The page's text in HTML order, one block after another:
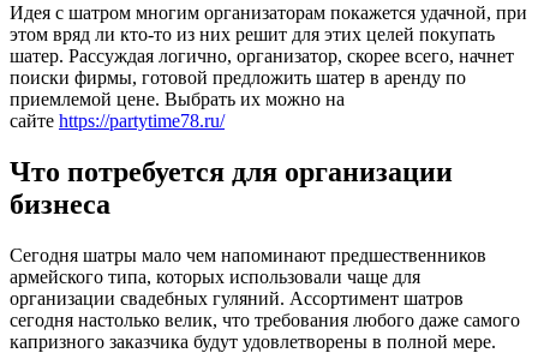
Идея с шатром многим организаторам покажется удачной, при
этом вряд ли кто-то из них решит для этих целей покупать
шатер. Рассуждая логично, организатор, скорее всего, начнет
поиски фирмы, готовой предложить шатер в аренду по
приемлемой цене. Выбрать их можно на
сайте https://partytime78.ru/
Что потребуется для организации
бизнеса
Сегодня шатры мало чем напоминают предшественников
армейского типа, которых использовали чаще для
организации свадебных гуляний. Ассортимент шатров
сегодня настолько велик, что требования любого даже самого
капризного заказчика будут удовлетворены в полной мере.